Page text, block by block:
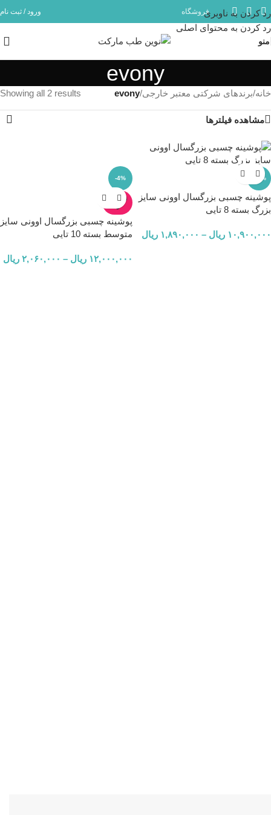
رد کردن به ناوبری
رد کردن به محتوای اصلی
مشاوره و پشتیبانی آنلاین در ایتا و روبیکا با شماره: 09358254705
فروشگاه ورود / ثبت نام
منو
evony
خانه/برندهای شرکتی معتبر خارجی/
evony
Showing all 2 results
مشاهده فیلترها
-16%
پوشینه چسبی بزرگسال اوونی سایز
بزرگ بسته 8 تایی
۱۰,۹۰۰,۰۰۰ ریال – ۱,۸۹۰,۰۰۰ ریال
-4%
ناموجو
د
پوشینه چسبی بزرگسال اوونی سایز
متوسط بسته 10 تایی
۱۲,۰۰۰,۰۰۰ ریال – ۲,۰۶۰,۰۰۰ ریال